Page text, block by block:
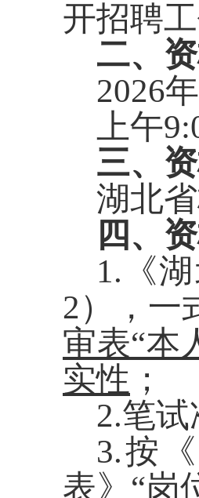
开招聘
二、
2026
上午
三、
湖北
四、
1.《
2），一
审表“本
实性 ；
2.笔试
3.按
表》“岗